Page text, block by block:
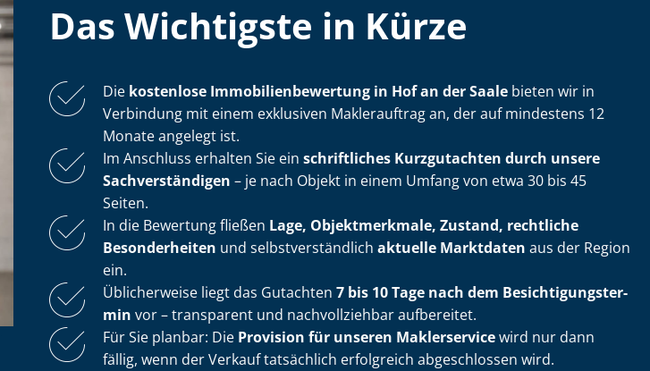
Das Wichtigste in Kürze
Die kostenlose Im­mo­bi­li­en­be­wer­tung in Hof an der Saale bieten wir in
Verbindung mit einem exklusiven Maklerauftrag an, der auf mindestens 12
Monate angelegt ist.
Im Anschluss erhalten Sie ein schriftliches Kurzgutachten durch unsere
Sach­ver­stän­di­gen – je nach Objekt in einem Umfang von etwa 30 bis 45
Seiten.
In die Bewertung fließen Lage, Objektmerkmale, Zustand, rechtliche
Besonderheiten und selbst­ver­ständ­lich aktuelle Marktdaten aus der Region
ein.
Üblicherweise liegt das Gutachten 7 bis 10 Tage nach dem Be­sich­ti­gungs­ter­
min vor – transparent und nachvollziehbar aufbereitet.
Für Sie planbar: Die Provision für unseren Maklerservicewird nur dann
fällig, wenn der Verkauf tatsächlich erfolgreich abgeschlossen wird.